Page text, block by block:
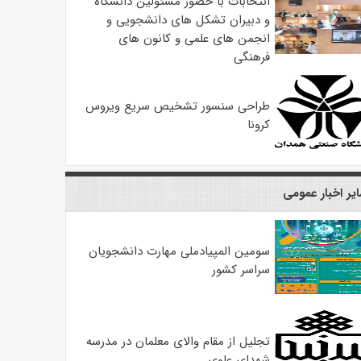
و دبیران تشکل های دانشجویی و
انجمن های علمی و کانون های
فرهنگی
طراحی سنسور تشخیص سریع ویروس
کرونا
اخبار عمومی
سومین المپیادملی مهارت دانشجویان
سراسر کشور
تجلیل از مقام والای معلمان در مدرسه